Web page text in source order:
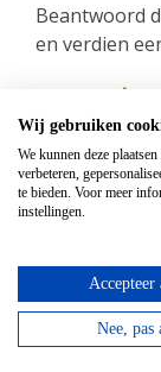
Beantwoord
en verdien
Wij gebruiken
We kunnen deze
verbeteren,
te bieden. Voor meer
instellingen.
Accepteer
Nee, pas